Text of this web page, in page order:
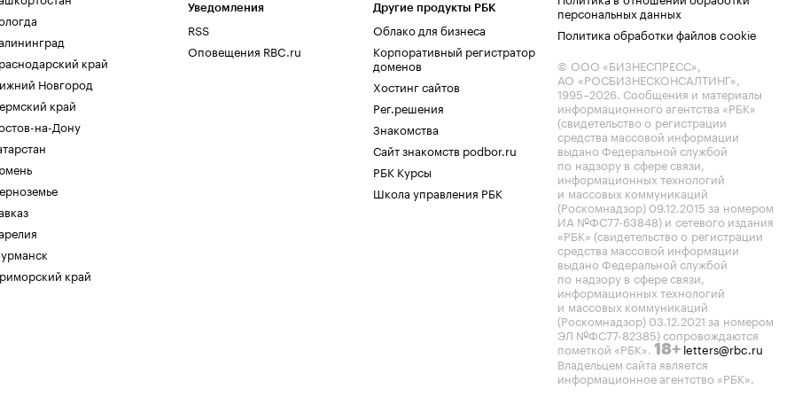
край
Новгород
край
на-Дону
край
Уведомления
RSS
Оповещения RBC.ru
Другие продукты РБК
Облако для бизнеса
Корпоративный регистратор
доменов
Хостинг сайтов
Рег.решения
Знакомства
Сайт знакомств podbor.ru
РБК Курсы
Школа управления РБК
персональных данных
Политика обработки файлов cookie
© ООО «БИЗНЕСПРЕСС»,
АО «РОСБИЗНЕСКОНСАЛТИНГ»,
1995–2026. Сообщения и материалы
информационного агентства «РБК»
(свидетельство о регистрации
средства массовой информации
выдано Федеральной службой
по надзору в сфере связи,
информационных технологий
и массовых коммуникаций
(Роскомнадзор) 09.12.2015 за номером
ИА №ФС77-63848) и сетевого издания
«РБК» (свидетельство о регистрации
средства массовой информации
выдано Федеральной службой
по надзору в сфере связи,
информационных технологий
и массовых коммуникаций
(Роскомнадзор) 03.12.2021 за номером
ЭЛ №ФС77-82385) сопровождаются
пометкой «РБК». 18+ letters@rbc.ru
Владельцем сайта является
информационное агентство «РБК».